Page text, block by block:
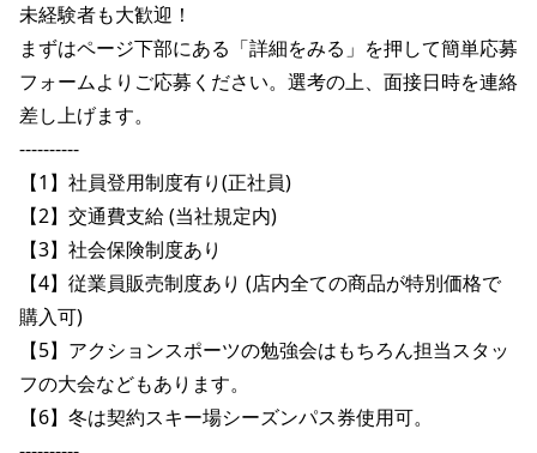
ポイント・クーポンもこのアプリで！
未経験者も大歓迎！
まずはページ下部にある「詳細をみる」を押して簡単応募
フォームよりご応募ください。選考の上、面接日時を連絡
差し上げます。
----------
【1】社員登用制度有り(正社員)
【2】交通費支給 (当社規定内)
【3】社会保険制度あり
【4】従業員販売制度あり (店内全ての商品が特別価格で
購入可)
【5】アクションスポーツの勉強会はもちろん担当スタッ
フの大会などもあります。
【6】冬は契約スキー場シーズンパス券使用可。